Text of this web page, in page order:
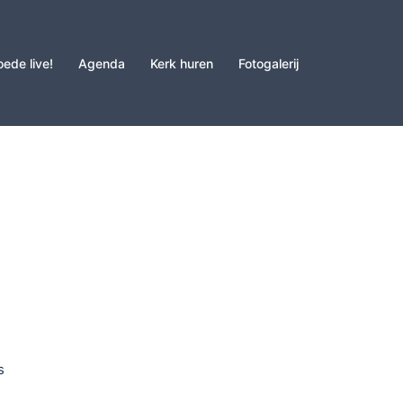
live! Agenda Kerk huren Fotogalerij